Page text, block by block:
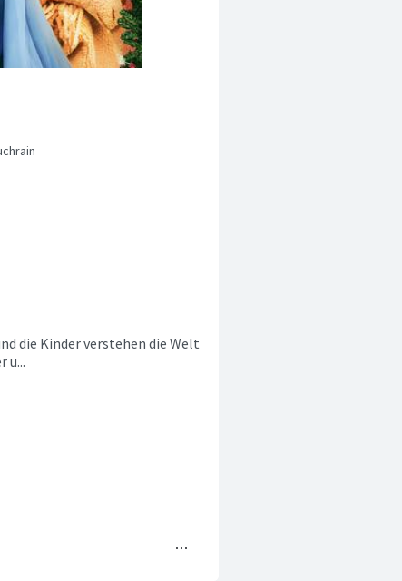
die Kinder verstehen die Welt
u...